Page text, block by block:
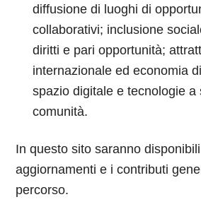
diffusione di luoghi di
collaborativi; inclusione
diritti e pari opportunità;
internazionale ed economia
spazio digitale e tecnologie a
comunità.
In questo sito saranno
aggiornamenti e i contributi
percorso.